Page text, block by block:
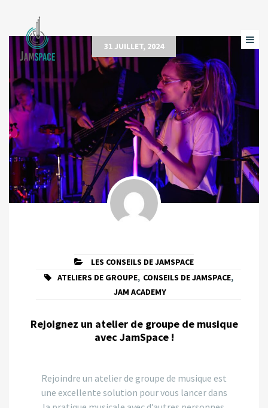
31 JUILLET, 2024
LES CONSEILS DE JAMSPACE
ATELIERS DE GROUPE, CONSEILS DE JAMSPACE,
JAM ACADEMY
Rejoignez un atelier de groupe de musique
avec JamSpace !
Rejoindre un atelier de groupe de musique est
une excellente solution pour vous lancer dans